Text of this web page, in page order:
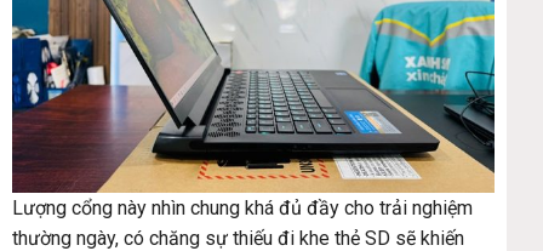
Lượng cổng này nhìn chung khá đủ đầy cho trải nghiệm
thường ngày, có chăng sự thiếu đi khe thẻ SD sẽ khiến